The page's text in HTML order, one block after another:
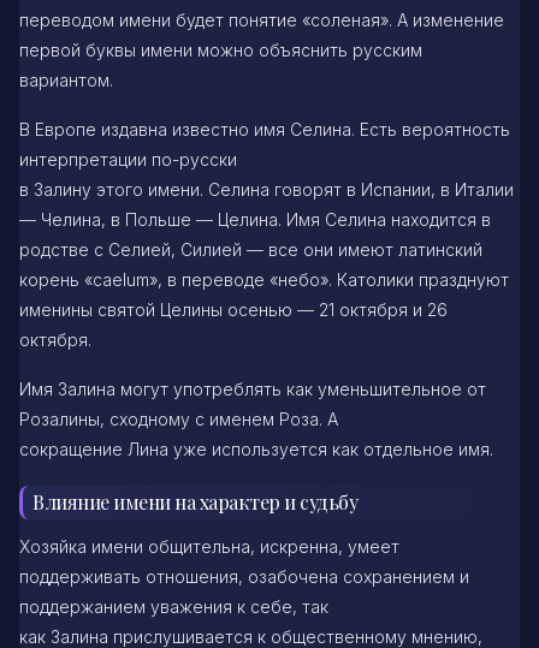
переводом имени будет понятие «соленая». А изменение
первой буквы имени можно объяснить русским
вариантом.
В Европе издавна известно имя Селина. Есть вероятность
интерпретации по-русски
в Залину этого имени. Селина говорят в Испании, в Италии
— Челина, в Польше — Целина. Имя Селина находится в
родстве с Селией, Силией — все они имеют латинский
корень «caelum», в переводе «небо». Католики празднуют
именины святой Целины осенью — 21 октября и 26
октября.
Имя Залина могут употреблять как уменьшительное от
Розалины, сходному с именем Роза. А
сокращение Лина уже используется как отдельное имя.
Влияние имени на характер и судьбу
Хозяйка имени общительна, искренна, умеет
поддерживать отношения, озабочена сохранением и
поддержанием уважения к себе, так
как Залина прислушивается к общественному мнению,